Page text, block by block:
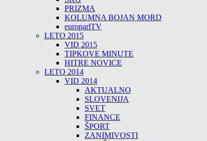
PRIZMA
KOLUMNA BOJAN MORD
europarlTV
LETO 2015
VID 2015
TIPKOVE MINUTE
HITRE NOVICE
LETO 2014
VID 2014
AKTUALNO
SLOVENIJA
SVET
FINANCE
ŠPORT
ZANIMIVOSTI